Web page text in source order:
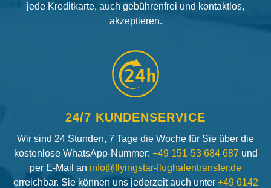
jede Kreditkarte, auch gebührenfrei und kontaktlos,
akzeptieren.
24h
24/7 KUNDENSERVICE
Wir sind 24 Stunden, 7 Tage die Woche für Sie über die
kostenlose WhatsApp-Nummer: +49 151-53 684 687 und
per E-Mail an info@flyingstar-flughafentransfer.de
erreichbar. Sie können uns jederzeit auch unter +49 6142